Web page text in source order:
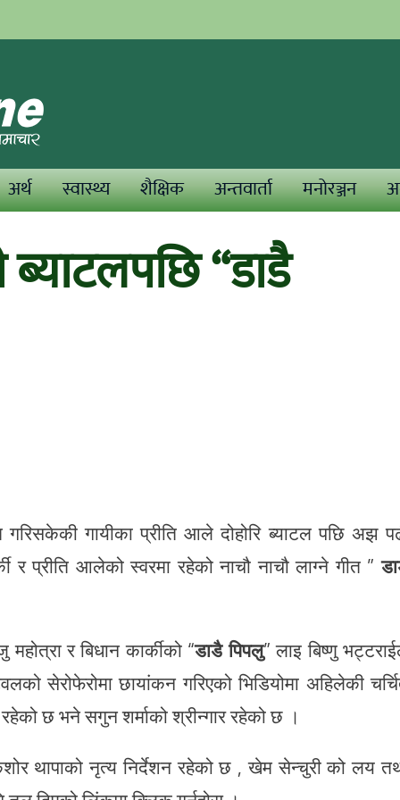
अर्थ स्वास्थ्य शैक्षिक अन्तवार्ता मनोरञ्जन
ब्याटलपछि “डाडै
गरिसकेकी गायीका प्रीति आले दोहोरि ब्याटल पछि अझ
र प्रीति आलेको स्वरमा रहेको नाचौ नाचौ लाग्ने गीत ”
र बिधान कार्कीको “डाडै पिपलु” लाइ बिष्णु
सेरोफेरोमा छायांकन गरिएको भिडियोमा अहिलेकी
छ भने सगुन शर्माको श्रीन्गार रहेको छ ।
थापाको नृत्य निर्देशन रहेको छ , खेम सेन्चुरी को लय